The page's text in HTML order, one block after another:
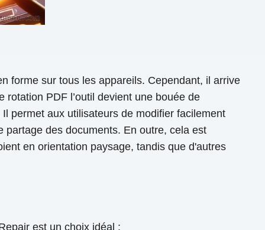
forme sur tous les appareils. Cependant, il arrive
PDF l’outil devient une bouée de
permet aux utilisateurs de modifier facilement
partage des documents. En outre, cela est
en orientation paysage, tandis que d'autres
est un choix idéal :